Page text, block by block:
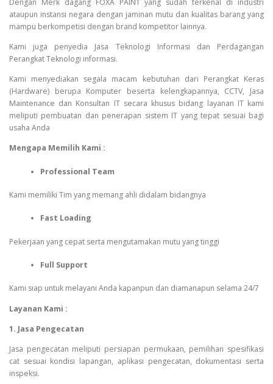
ataupun instansi negara dengan jaminan mutu dan kualitas barang yang
mampu berkompetisi dengan brand kompetitor lainnya.
Kami juga penyedia Jasa Teknologi Informasi dan Perdagangan
Perangkat Teknologi informasi.
Kami menyediakan segala macam kebutuhan dari Perangkat Keras
(Hardware) berupa Komputer beserta kelengkapannya, CCTV, Jasa
Maintenance dan Konsultan IT secara khusus bidang layanan IT kami
meliputi pembuatan dan penerapan sistem IT yang tepat sesuai bagi
usaha Anda
Mengapa Memilih Kami :
Professional Team
Kami memiliki Tim yang memang ahli didalam bidangnya
Fast Loading
Pekerjaan yang cepat serta mengutamakan mutu yang tinggi
Full Support
Kami siap untuk melayani Anda kapanpun dan diamanapun selama 24/7
Layanan Kami :
1. Jasa Pengecatan
Jasa pengecatan meliputi persiapan permukaan, pemilihan spesifikasi
cat sesuai kondisi lapangan, aplikasi pengecatan, dokumentasi serta
inspeksi.